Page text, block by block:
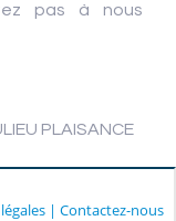
pas à nous
PLAISANCE
| Contactez-nous